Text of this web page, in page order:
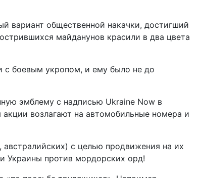
вариант общественной накачки, достигший
майданунов красили в два цвета
с боевым укропом, и ему было не до
эмблему с надписью Ukraine Now в
возлагают на автомобильные номера и
с целью продвижения на их
Украины против мордорских орд!